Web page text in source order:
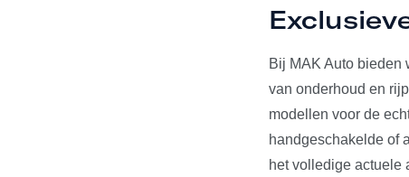
Bij MAK Auto bieden
van onderhoud en
modellen voor de
handgeschakelde of
het volledige actuele